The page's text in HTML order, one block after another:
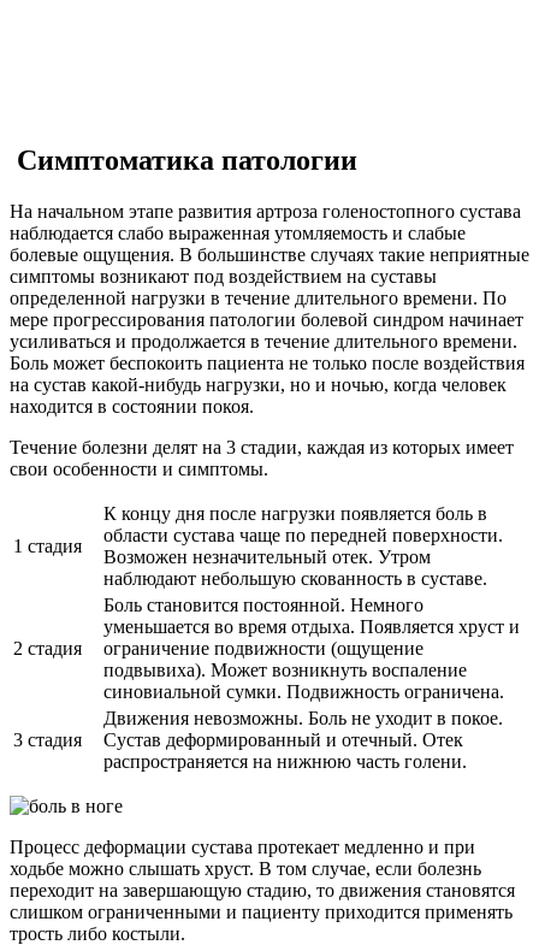
Симптоматика патологии
На начальном этапе развития артроза голеностопного сустава
наблюдается слабо выраженная утомляемость и слабые
болевые ощущения. В большинстве случаях такие неприятные
симптомы возникают под воздействием на суставы
определенной нагрузки в течение длительного времени. По
мере прогрессирования патологии болевой синдром начинает
усиливаться и продолжается в течение длительного времени.
Боль может беспокоить пациента не только после воздействия
на сустав какой-нибудь нагрузки, но и ночью, когда человек
находится в состоянии покоя.
Течение болезни делят на 3 стадии, каждая из которых имеет
свои особенности и симптомы.
1 стадия
К концу дня после нагрузки появляется боль в
области сустава чаще по передней поверхности.
Возможен незначительный отек. Утром
наблюдают небольшую скованность в суставе.
2 стадия
Боль становится постоянной. Немного
уменьшается во время отдыха. Появляется хруст и
ограничение подвижности (ощущение
подвывиха). Может возникнуть воспаление
синовиальной сумки. Подвижность ограничена.
3 стадия
Движения невозможны. Боль не уходит в покое.
Сустав деформированный и отечный. Отек
распространяется на нижнюю часть голени.
Процесс деформации сустава протекает медленно и при
ходьбе можно слышать хруст. В том случае, если болезнь
переходит на завершающую стадию, то движения становятся
слишком ограниченными и пациенту приходится применять
трость либо костыли.